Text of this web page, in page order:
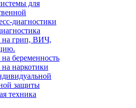
для
диагностики
на грип, ВИЧ,
беременность
наркотики
защиты
техника